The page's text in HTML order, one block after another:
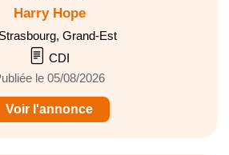
Harry Hope
Strasbourg, Grand-Est
CDI
le 05/08/2026
Voir l'annonce